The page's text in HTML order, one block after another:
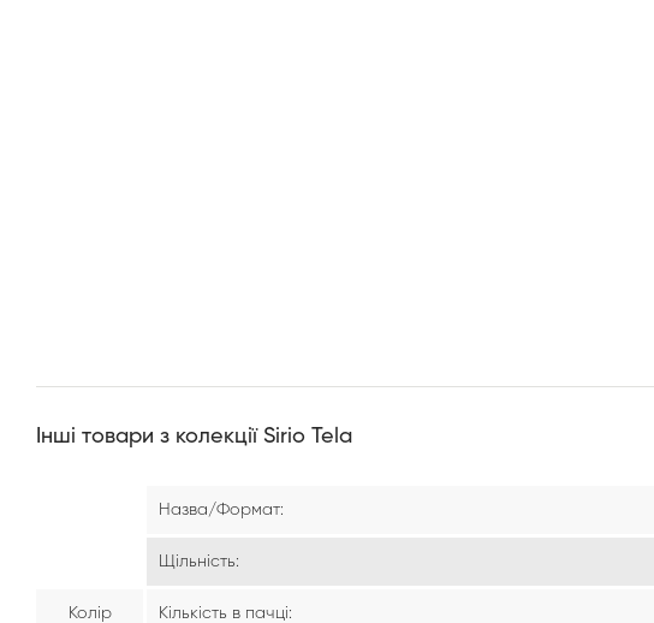
Інші товари з колекції Sirio Tela
Назва/Формат:
Щільність:
Колір Кількість в пачці: